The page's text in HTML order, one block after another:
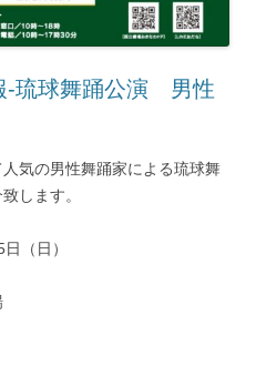
-琉球舞踊公演 男性
気の男性舞踊家による琉球舞
します。
（日）